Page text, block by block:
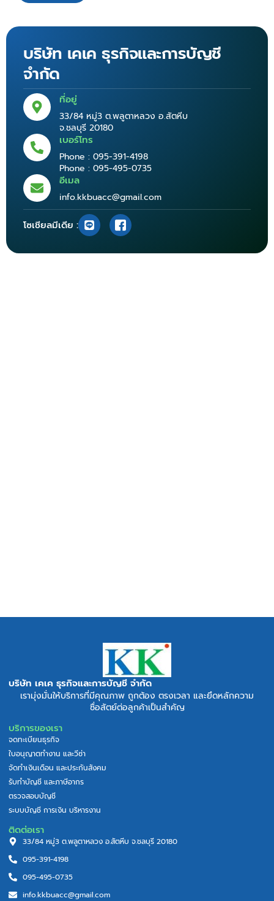
บริษัท เคเค ธุรกิจและการบัญชี
จำกัด
ที่อยู่
33/84 หมู่3 ต.พลูตาหลวง อ.สัตหีบ
จ.ชลบุรี 20180
เบอร์โทร
Phone : 095-391-4198
Phone : 095-495-0735
อีเมล
info.kkbuacc@gmail.com
โซเชียลมีเดีย :
บริษัท เคเค ธุรกิจและการบัญชี จำกัด
เรามุ่งมั่นให้บริการที่มีคุณภาพ ถูกต้อง ตรงเวลา และยึดหลักความ
ซื่อสัตย์ต่อลูกค้าเป็นสำคัญ
ติดต่อเรา
33/84 หมู่3 ต.พลูตาหลวง อ.สัตหีบ จ.ชลบุรี 20180
095-391-4198
095-495-0735
info.kkbuacc@gmail.com
บริการของเรา
จดทะเบียนธุรกิจ
ใบอนุญาตทำงาน และวีซ่า
จัดทำเงินเดือน และประกันสังคม
รับทำบัญชี และภาษีอากร
ตรวจสอบบัญชี
ระบบบัญชี การเงิน บริหารงาน